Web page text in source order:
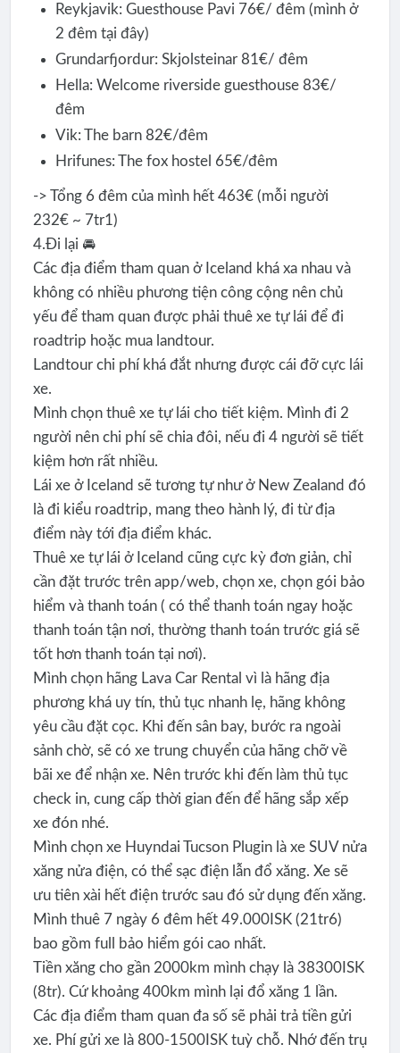
Reykjavik: Guesthouse Pavi 76€/ đêm (mình ở
2 đêm tại đây)
Grundarfjordur: Skjolsteinar 81€/ đêm
Hella: Welcome riverside guesthouse 83€/
đêm
Vik: The barn 82€/đêm
Hrifunes: The fox hostel 65€/đêm
-> Tổng 6 đêm của mình hết 463€ (mỗi người
232€ ~ 7tr1)
4.Đi lại 🚘
Các địa điểm tham quan ở Iceland khá xa nhau và
không có nhiều phương tiện công cộng nên chủ
yếu để tham quan được phải thuê xe tự lái để đi
roadtrip hoặc mua landtour.
Landtour chi phí khá đắt nhưng được cái đỡ cực lái
xe.
Mình chọn thuê xe tự lái cho tiết kiệm. Mình đi 2
người nên chi phí sẽ chia đôi, nếu đi 4 người sẽ tiết
kiệm hơn rất nhiều.
Lái xe ở Iceland sẽ tương tự như ở New Zealand đó
là đi kiểu roadtrip, mang theo hành lý, đi từ địa
điểm này tới địa điểm khác.
Thuê xe tự lái ở Iceland cũng cực kỳ đơn giản, chỉ
cần đặt trước trên app/web, chọn xe, chọn gói bảo
hiểm và thanh toán ( có thể thanh toán ngay hoặc
thanh toán tận nơi, thường thanh toán trước giá sẽ
tốt hơn thanh toán tại nơi).
Mình chọn hãng Lava Car Rental vì là hãng địa
phương khá uy tín, thủ tục nhanh lẹ, hãng không
yêu cầu đặt cọc. Khi đến sân bay, bước ra ngoài
sảnh chờ, sẽ có xe trung chuyển của hãng chỡ về
bãi xe để nhận xe. Nên trước khi đến làm thủ tục
check in, cung cấp thời gian đến để hãng sắp xếp
xe đón nhé.
Mình chọn xe Huyndai Tucson Plugin là xe SUV nửa
xăng nửa điện, có thể sạc điện lẫn đổ xăng. Xe sẽ
ưu tiên xài hết điện trước sau đó sử dụng đến xăng.
Mình thuê 7 ngày 6 đêm hết 49.000ISK (21tr6)
bao gồm full bảo hiểm gói cao nhất.
Tiền xăng cho gần 2000km mình chạy là 38300ISK
(8tr). Cứ khoảng 400km mình lại đổ xăng 1 lần.
Các địa điểm tham quan đa số sẽ phải trả tiền gửi
xe. Phí gửi xe là 800-1500ISK tuỳ chỗ. Nhớ đến trụ